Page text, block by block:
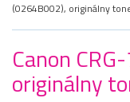
(0264B002), originálny
Canon
originálny